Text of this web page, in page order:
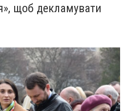
щоб декламувати